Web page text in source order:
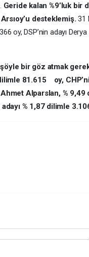
Geride kalan %9’luk bir
desteklemiş.31
oy, DSP’nin adayı
bir göz atmak
81.615 oy,
Alparslan, %
% 1,87 dilimle